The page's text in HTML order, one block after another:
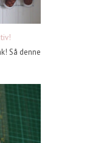
Så denne